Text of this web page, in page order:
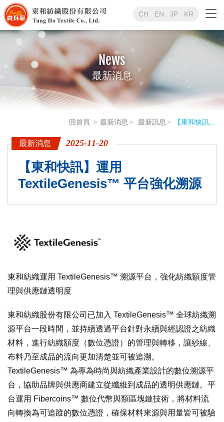
CH EN JP KR
News
最新消息
回首頁 最新消息 最新訊息 【東和快訊...
最新消息 2025-11-20
【東和快訊】運用
TextileGenesis™ 平台強化溯源
東和紡織運用 TextileGenesis™ 溯源平台，強化紡織額度管
理與供應鏈透明度
東和紡織股份有限公司已加入 TextileGenesis™ 全球紡織溯
源平台一段時間，並持續透過平台針對永續與經認證之紡織
材料，進行紡織額度（數位憑證）的管理與轉移，讓紗線、
布料乃至成品的流向更加清楚並可被追溯。
TextileGenesis™ 為專為時尚與紡織產業設計的數位溯源平
台，協助品牌與供應商建立從纖維到成品的透明供應鏈。平
台運用 Fibercoins™ 數位代幣與類區塊鏈技術，將材料流
向轉換為可追蹤的數位憑證，確保材料來源與用量皆可被驗